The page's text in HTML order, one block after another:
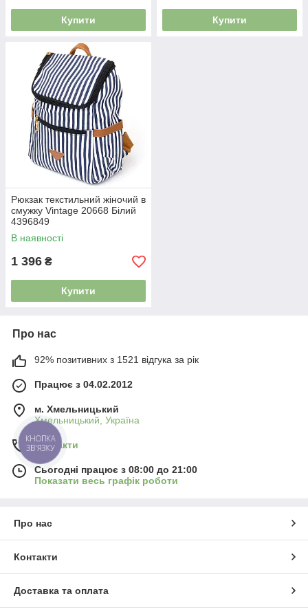
Купити Купити
Рюкзак текстильний жіночий в
смужку Vintage 20668 Білий
4396849
В наявності
1 396 ₴
Купити
Про нас
92% позитивних з 1521 відгука за рік
Працює з 04.02.2012
м. Хмельницький
Хмельницький, Україна
Контакти
Сьогодні працює з 08:00 до 21:00
Показати весь графік роботи
Про нас
Контакти
Доставка та оплата
КНОПКА
ЗВ'ЯЗКУ